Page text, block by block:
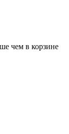
чем в корзине